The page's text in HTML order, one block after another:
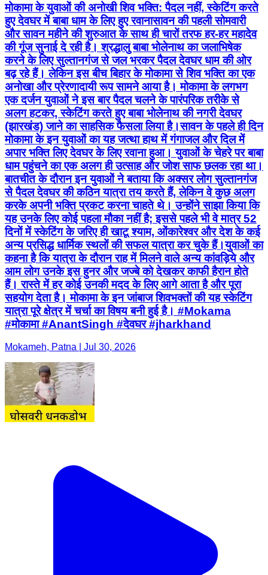
मोकामा के युवाओं की अनोखी शिव भक्ति: पैदल नहीं, स्केटिंग करते
हुए देवघर में बाबा धाम के लिए हुए रवाना ​सावन की पहली सोमवारी
और सावन महीने की शुरुआत के साथ ही चारों तरफ हर-हर महादेव
की गूंज सुनाई दे रही है। श्रद्धालु बाबा भोलेनाथ का जलाभिषेक
करने के लिए सुल्तानगंज से जल भरकर पैदल देवघर धाम की ओर
बढ़ रहे हैं। लेकिन इस बीच बिहार के मोकामा से शिव भक्ति का एक
अनोखा और प्रेरणादायी रूप सामने आया है। मोकामा के लगभग
एक दर्जन युवाओं ने इस बार पैदल चलने के पारंपरिक तरीके से
अलग हटकर, स्केटिंग करते हुए बाबा भोलेनाथ की नगरी देवघर
(झारखंड) जाने का साहसिक फैसला लिया है। ​सावन के पहले ही दिन
मोकामा के इन युवाओं का यह जत्था हाथ में गंगाजल और दिल में
अपार भक्ति लिए देवघर के लिए रवाना हुआ। युवाओं के चेहरे पर बाबा
धाम पहुंचने का एक अलग ही उत्साह और जोश साफ छलक रहा था। ​
बातचीत के दौरान इन युवाओं ने बताया कि अक्सर लोग सुल्तानगंज
से पैदल देवघर की कठिन यात्रा तय करते हैं, लेकिन वे कुछ अलग
करके अपनी भक्ति प्रकट करना चाहते थे। उन्होंने साझा किया कि
यह उनके लिए कोई पहला मौका नहीं है; इससे पहले भी वे मात्र 52
दिनों में स्केटिंग के जरिए ही खाटू श्याम, ओंकारेश्वर और देश के कई
अन्य प्रसिद्ध धार्मिक स्थलों की सफल यात्रा कर चुके हैं। ​युवाओं का
कहना है कि यात्रा के दौरान राह में मिलने वाले अन्य कांवड़िये और
आम लोग उनके इस हुनर और जज्बे को देखकर काफी हैरान होते
हैं। रास्ते में हर कोई उनकी मदद के लिए आगे आता है और पूरा
सहयोग देता है। मोकामा के इन जांबाज शिवभक्तों की यह स्केटिंग
यात्रा पूरे क्षेत्र में चर्चा का विषय बनी हुई है। #Mokama
#मोकामा #AnantSingh #देवघर #jharkhand
Mokameh, Patna | Jul 30, 2026